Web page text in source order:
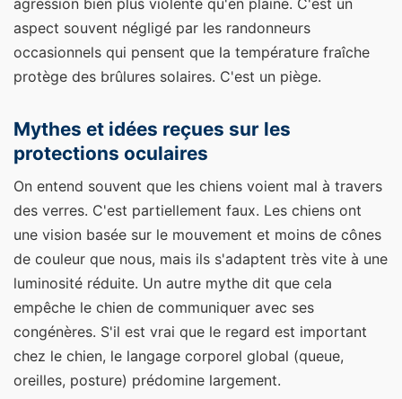
aspect souvent négligé par les randonneurs
occasionnels qui pensent que la température fraîche
protège des brûlures solaires. C'est un piège.
Mythes et idées reçues sur les
protections oculaires
On entend souvent que les chiens voient mal à travers
des verres. C'est partiellement faux. Les chiens ont
une vision basée sur le mouvement et moins de cônes
de couleur que nous, mais ils s'adaptent très vite à une
luminosité réduite. Un autre mythe dit que cela
empêche le chien de communiquer avec ses
congénères. S'il est vrai que le regard est important
chez le chien, le langage corporel global (queue,
oreilles, posture) prédomine largement.